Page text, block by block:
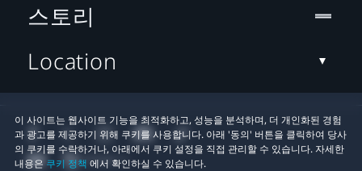
이 사이트는 웹사이트 기능을 최적화하고, 성능을 분석하며, 더 개인화된 경험
과 광고를 제공하기 위해 쿠키를 사용합니다. 아래 '동의' 버튼을 클릭하여 당사
의 쿠키를 수락하거나, 아래에서 쿠키 설정을 직접 관리할 수 있습니다. 자세한
내용은 쿠키 정책 에서 확인하실 수 있습니다.
스토리
Location